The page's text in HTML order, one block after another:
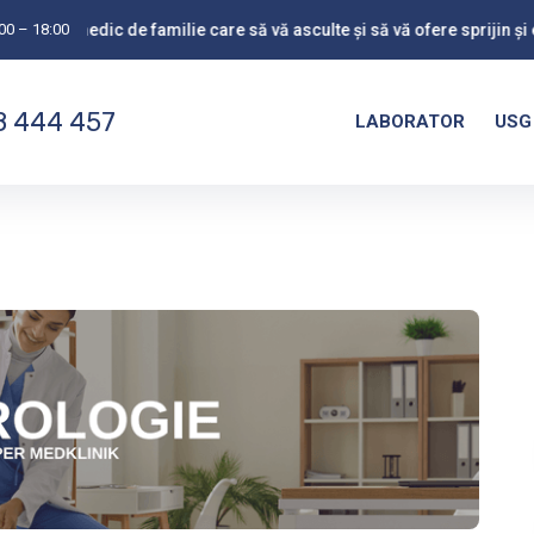
– 18:00de familie care să vă asculte și să vă ofere sprijin și
444 457 LABORATOR USG